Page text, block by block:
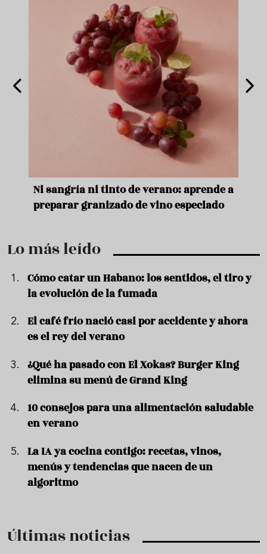
Ni sangría ni tinto de verano: aprende a
preparar granizado de vino especiado
Lo más leído
Cómo catar un Habano: los sentidos, el tiro y
la evolución de la fumada
El café frío nació casi por accidente y ahora
es el rey del verano
¿Qué ha pasado con El Xokas? Burger King
elimina su menú de Grand King
10 consejos para una alimentación saludable
en verano
La IA ya cocina contigo: recetas, vinos,
menús y tendencias que nacen de un
algoritmo
Últimas noticias